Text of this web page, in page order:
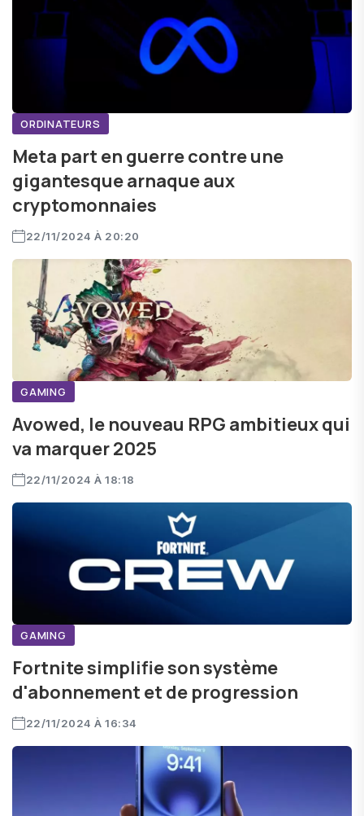
ORDINATEURS
Meta part en guerre contre une
gigantesque arnaque aux
cryptomonnaies
22/11/2024 À 20:20
GAMING
Avowed, le nouveau RPG ambitieux qui
va marquer 2025
22/11/2024 À 18:18
GAMING
Fortnite simplifie son système
d'abonnement et de progression
22/11/2024 À 16:34